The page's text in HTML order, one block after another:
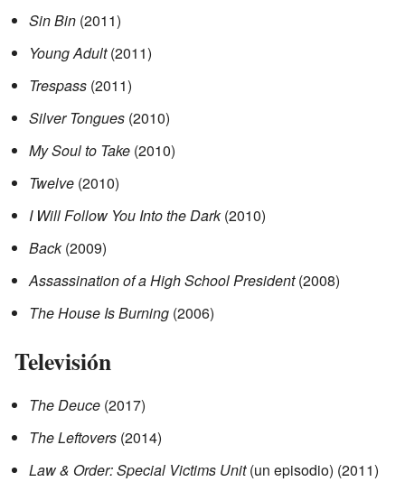
Sin Bin (2011)
Young Adult(2011)
Trespass (2011)
Silver Tongues (2010)
My Soul to Take (2010)
Twelve (2010)
I Will Follow You Into the Dark(2010)
Back(2009)
Assassination of a High School President(2008)
The House Is Burning (2006)
Televisión
The Deuce (2017)
The Leftovers (2014)
Law & Order: Special Victims Unit(un episodio) (2011)